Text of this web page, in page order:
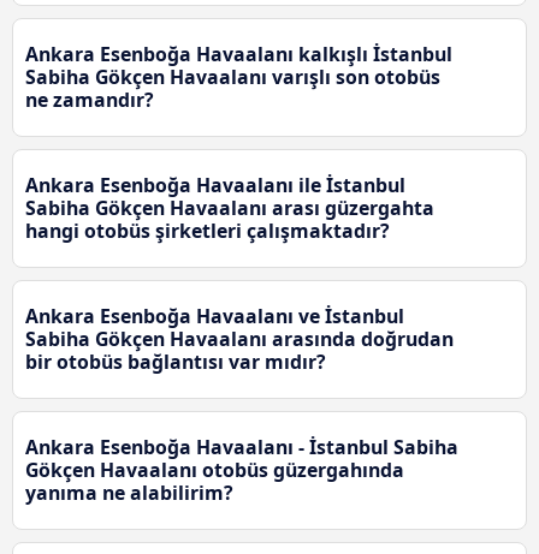
Ankara Esenboğa Havaalanı kalkışlı İstanbul
Sabiha Gökçen Havaalanı varışlı son otobüs
ne zamandır?
Ankara Esenboğa Havaalanı ile İstanbul
Sabiha Gökçen Havaalanı arası güzergahta
hangi otobüs şirketleri çalışmaktadır?
Ankara Esenboğa Havaalanı ve İstanbul
Sabiha Gökçen Havaalanı arasında doğrudan
bir otobüs bağlantısı var mıdır?
Ankara Esenboğa Havaalanı - İstanbul Sabiha
Gökçen Havaalanı otobüs güzergahında
yanıma ne alabilirim?